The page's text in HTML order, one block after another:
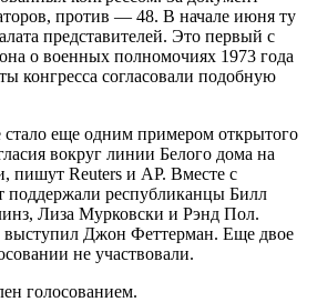
против — 48. В начале июня ту
представителей. Это первый с
о военных полномочиях 1973 года
конгресса согласовали подобную
стало еще одним примером открытого
вокруг линии Белого дома на
пишут Reuters и AP. Вместе с
поддержали республиканцы Билл
Лиза Мурковски и Рэнд Пол.
выступил Джон Феттерман. Еще двое
не участвовали.
голосованием.